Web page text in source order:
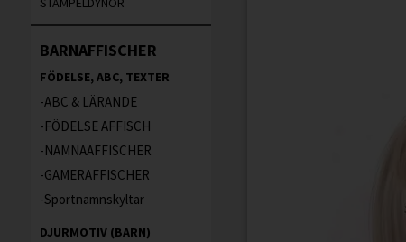
BARNAFFISCHER
FÖDELSE, ABC, TEXTER
ABC & LÄRANDE
FÖDELSE AFFISCH
NAMNAAFFISCHER
GAMERAFFISCHER
Sportnamnskyltar
DJURMOTIV (BARN)